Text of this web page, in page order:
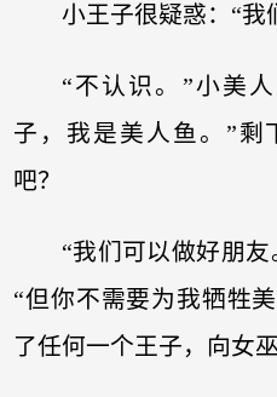
小王子很疑惑：“我
“不认识。”小美
子，我是美人鱼。”剩
吧？
“我们可以做好朋友
“但你不需要为我牺牲
了任何一个王子，向女